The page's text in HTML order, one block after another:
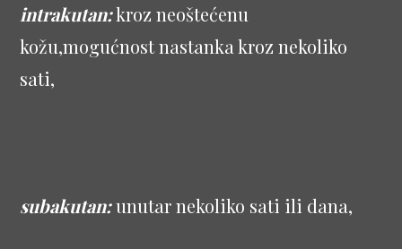
intrakutan:kroz neoštećenu
kožu,mogućnost nastanka kroz nekoliko
sati,
subakutan:unutar nekoliko sati ili dana,